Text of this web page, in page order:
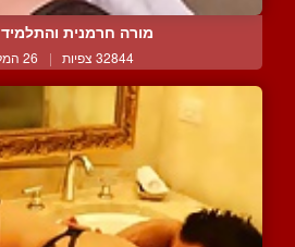
מורה חרמנית
32844 צפיות | 26 המלצות